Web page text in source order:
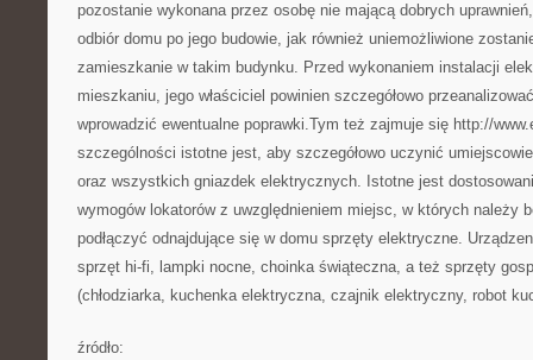
pozostanie wykonana przez osobę nie mającą dobrych
odbiór domu po jego budowie, jak również uniemożliwione
zamieszkanie w takim budynku. Przed wykonaniem instalacji
mieszkaniu, jego właściciel powinien szczegółowo
wprowadzić ewentualne poprawki.Tym też zajmuje się http://
szczególności istotne jest, aby szczegółowo uczynić
oraz wszystkich gniazdek elektrycznych. Istotne jest
wymogów lokatorów z uwzględnieniem miejsc, w których należy
podłączyć odnajdujące się w domu sprzęty elektryczne.
sprzęt hi-fi, lampki nocne, choinka świąteczna, a też sprzęty
(chłodziarka, kuchenka elektryczna, czajnik elektryczny, robot
źródło: